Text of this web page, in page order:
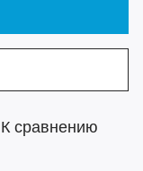
К сравнению